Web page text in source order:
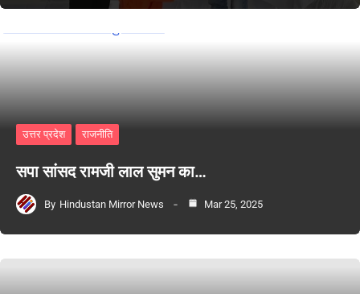
उत्तर प्रदेश राजनीति
सपा सांसद रामजी लाल सुमन का…
By Hindustan Mirror News Mar 25, 2025